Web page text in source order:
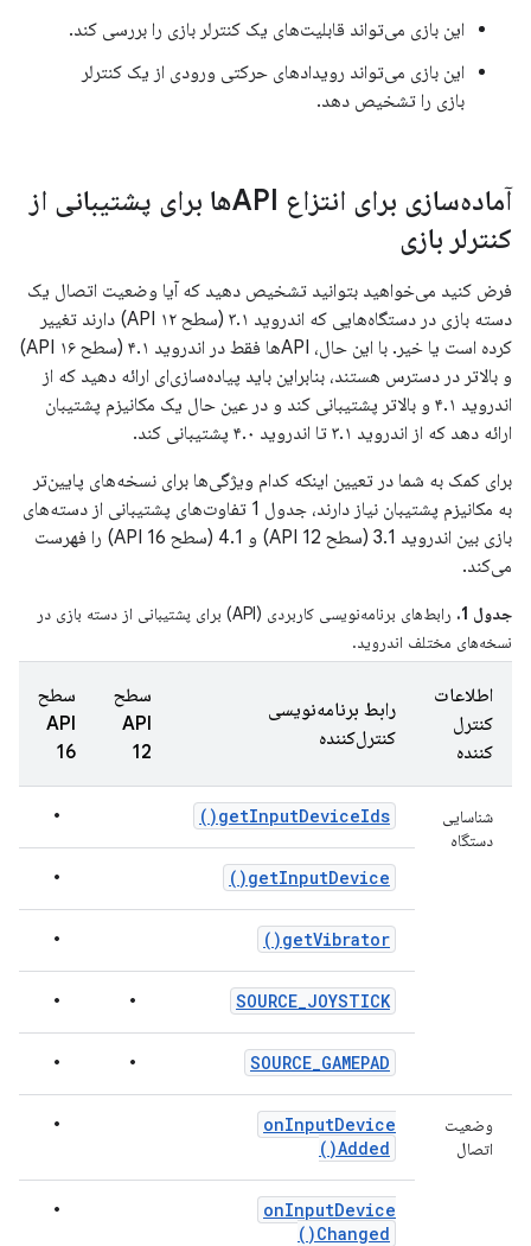
این بازی می‌تواند قابلیت‌های یک کنترلر بازی را بررسی کند.
این بازی می‌تواند رویدادهای حرکتی ورودی از یک کنترلر
بازی را تشخیص دهد.
آماده‌سازی برای انتزاع APIها برای پشتیبانی از
کنترلر بازی
فرض کنید می‌خواهید بتوانید تشخیص دهید که آیا وضعیت اتصال یک
دسته بازی در دستگاه‌هایی که اندروید ۳.۱ (سطح API ۱۲) دارند تغییر
کرده است یا خیر. با این حال، APIها فقط در اندروید ۴.۱ (سطح API ۱۶)
و بالاتر در دسترس هستند، بنابراین باید پیاده‌سازی‌ای ارائه دهید که از
اندروید ۴.۱ و بالاتر پشتیبانی کند و در عین حال یک مکانیزم پشتیبان
ارائه دهد که از اندروید ۳.۱ تا اندروید ۴.۰ پشتیبانی کند.
برای کمک به شما در تعیین اینکه کدام ویژگی‌ها برای نسخه‌های پایین‌تر
به مکانیزم پشتیبان نیاز دارند، جدول 1 تفاوت‌های پشتیبانی از دسته‌های
بازی بین اندروید 3.1 (سطح API 12) و 4.1 (سطح API 16) را فهرست
می‌کند.
جدول 1.
رابط‌های برنامه‌نویسی کاربردی (API) برای پشتیبانی از دسته بازی در
نسخه‌های مختلف اندروید.
اطلاعات
کنترل
کننده
رابط برنامه‌نویسی
کنترل‌کننده
سطح
API
12
سطح
API
16
شناسایی
دستگاه
getInputDeviceIds(
)
•
getInputDevice(
)
•
getVibrator(
)
•
SOURCE_JOYSTICK
•
•
SOURCE_GAMEPAD
•
•
وضعیت
اتصال
onInputDevice
Added(
)
•
onInputDevice
Changed(
)
•